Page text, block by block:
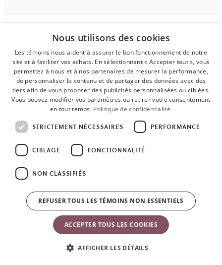
Portage face à vous
Portage face au monde
Portage sur le dos
En savoir plus En savoir plus
Nous utilisons des cookies
Les témoins nous aident à assurer le bon fonctionnement de notre
site et à faciliter vos achats. En sélectionnant « Accepter tout », vous
permettez à nous et à nos partenaires de mesurer la performance,
de personnaliser le contenu et de partager des données avec des
tiers afin de vous proposer des publicités personnalisées ou ciblées.
Vous pouvez modifier vos paramètres ou retirer votre consentement
en tout temps. Politique de confidentialité.
STRICTEMENT NÉCESSAIRES PERFORMANCE
CIBLAGE FONCTIONNALITÉ
NON CLASSIFIÉS
ACCEPTER TOUS LES COOKIES
REFUSER TOUS LES TÉMOINS NON ESSENTIELS
AFFICHER LES DÉTAILS